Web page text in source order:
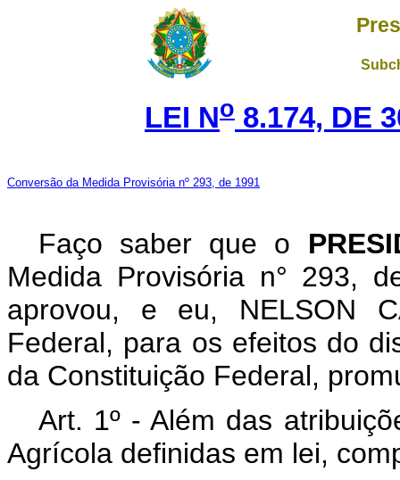
LEI No 8.174, DE
Conversão da Medida Provisória nº 293, de 1991
Faço saber que o
Medida Provisória n° 293,
aprovou, e eu, NELSON
Federal, para os efeitos do
da Constituição Federal,
Art. 1º - Além das
Agrícola definidas em lei,